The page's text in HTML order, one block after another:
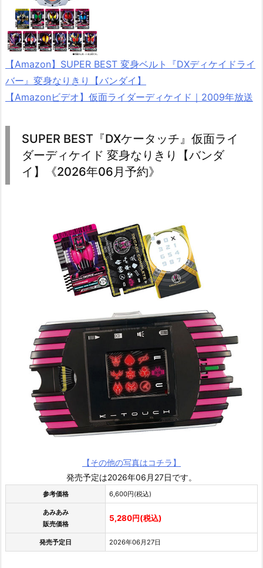
【Amazon】SUPER BEST 変身ベルト『DXディケイドライ
バー』変身なりきり【バンダイ】
【Amazonビデオ】仮面ライダーディケイド｜2009年放送
SUPER BEST『DXケータッチ』仮面ライ
ダーディケイド 変身なりきり【バンダ
イ】《2026年06月予約》
【その他の写真はコチラ】
発売予定は2026年06月27日です。
参考価格 6,600円(税込)
あみあみ
販売価格
5,280円(税込)
発売予定日 2026年06月27日